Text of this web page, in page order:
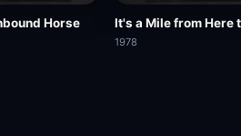
Horse It's a Mile from Here
1978